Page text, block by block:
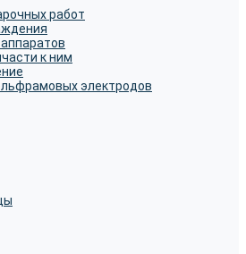
работ
к ним
электродов